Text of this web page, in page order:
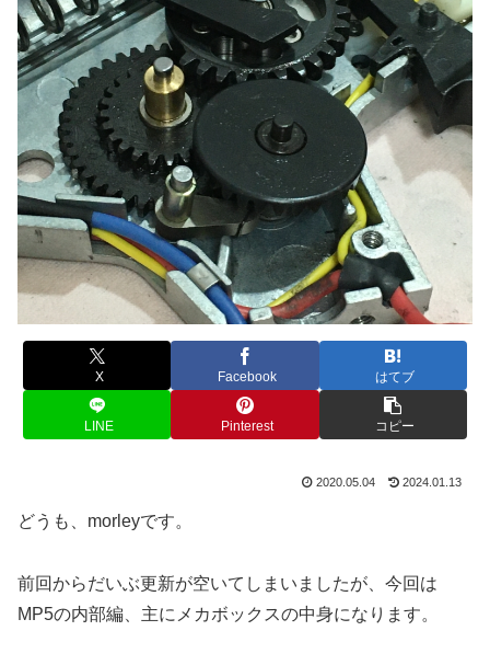
X Facebook はてブ
LINE Pinterest コピー
2020.05.04 2024.01.13
どうも、morleyです。
前回からだいぶ更新が空いてしまいましたが、今回は
MP5の内部編、主にメカボックスの中身になります。